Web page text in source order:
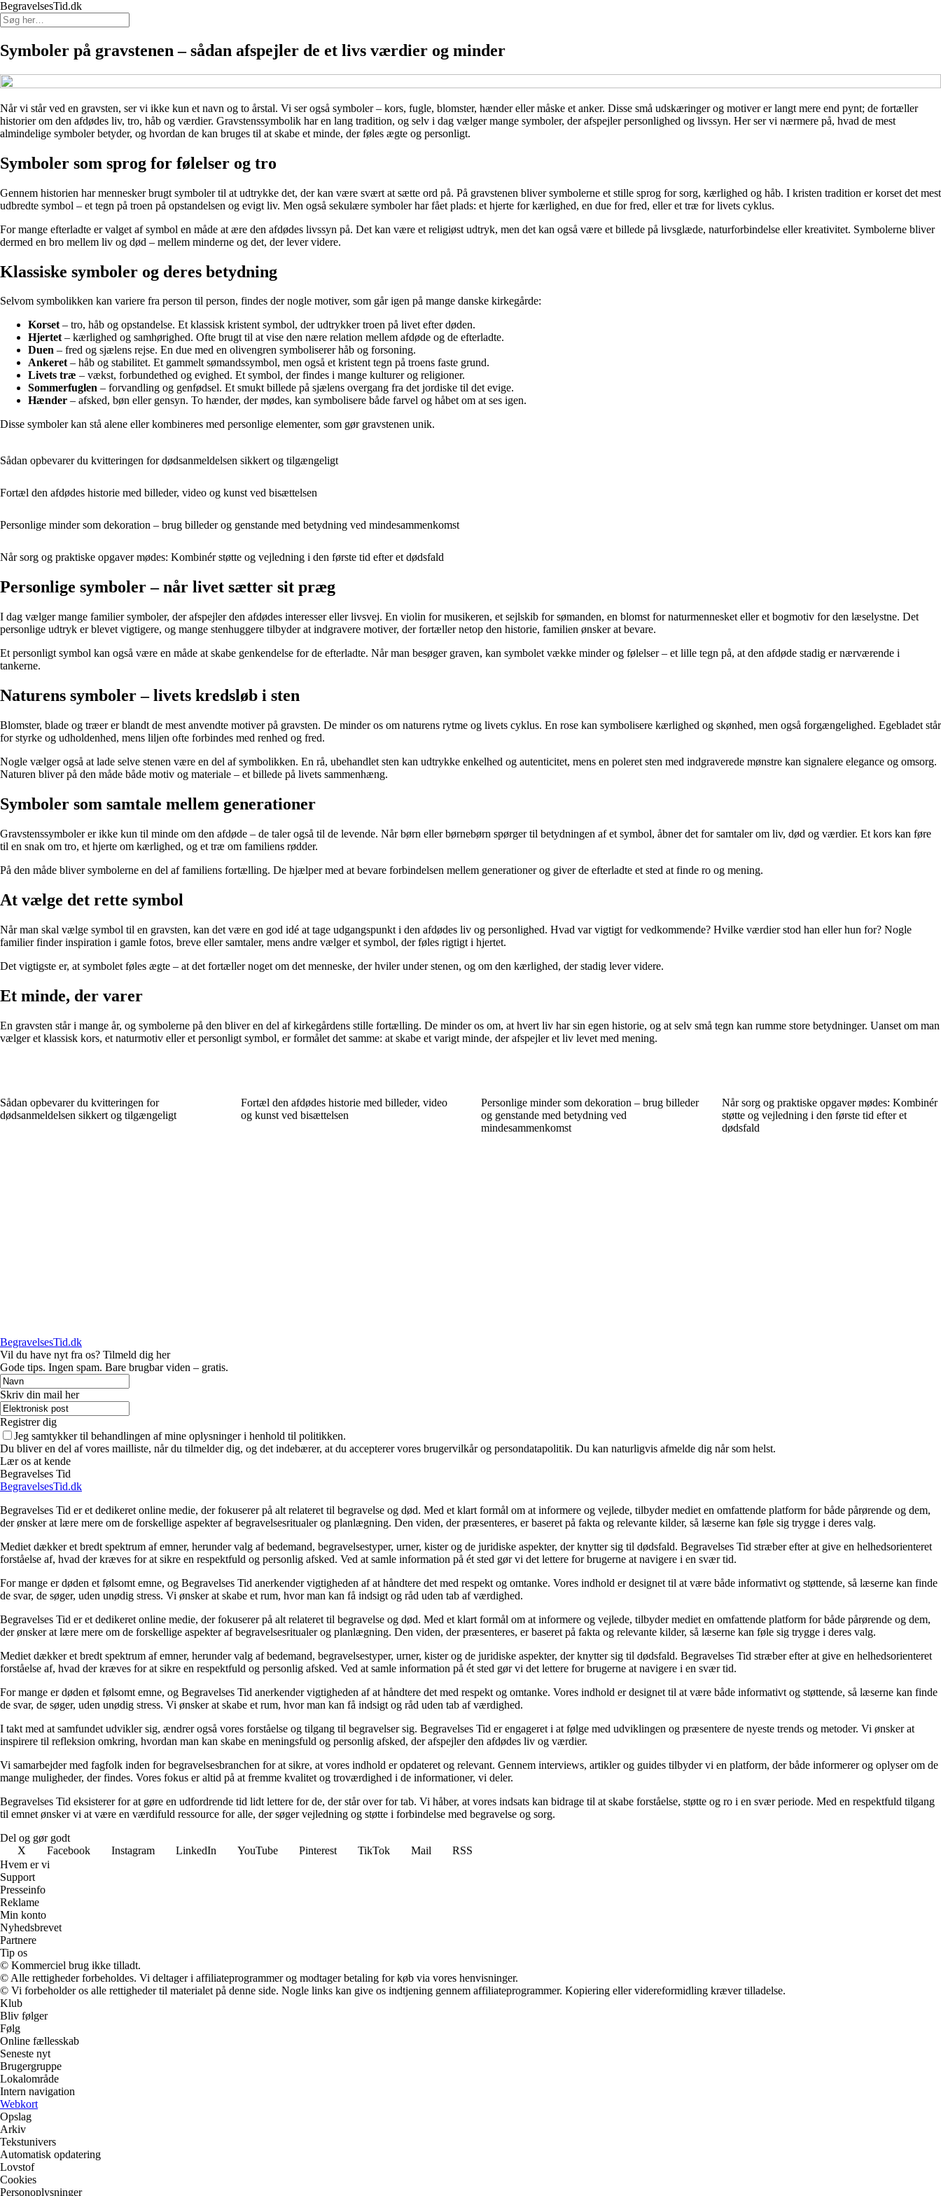
BegravelsesTid.dk
Symboler på gravstenen – sådan afspejler de et livs værdier og minder
Når vi står ved en gravsten, ser vi ikke kun et navn og to årstal. Vi ser også symboler – kors, fugle, blomster, hænder eller måske et anker. Disse små udskæringer og motiver er langt mere end pynt; de fortæller
historier om den afdødes liv, tro, håb og værdier. Gravstenssymbolik har en lang tradition, og selv i dag vælger mange symboler, der afspejler personlighed og livssyn. Her ser vi nærmere på, hvad de mest
almindelige symboler betyder, og hvordan de kan bruges til at skabe et minde, der føles ægte og personligt.
Symboler som sprog for følelser og tro
Gennem historien har mennesker brugt symboler til at udtrykke det, der kan være svært at sætte ord på. På gravstenen bliver symbolerne et stille sprog for sorg, kærlighed og håb. I kristen tradition er korset det mest
udbredte symbol – et tegn på troen på opstandelsen og evigt liv. Men også sekulære symboler har fået plads: et hjerte for kærlighed, en due for fred, eller et træ for livets cyklus.
For mange efterladte er valget af symbol en måde at ære den afdødes livssyn på. Det kan være et religiøst udtryk, men det kan også være et billede på livsglæde, naturforbindelse eller kreativitet. Symbolerne bliver
dermed en bro mellem liv og død – mellem minderne og det, der lever videre.
Klassiske symboler og deres betydning
Selvom symbolikken kan variere fra person til person, findes der nogle motiver, som går igen på mange danske kirkegårde:
Korset– tro, håb og opstandelse. Et klassisk kristent symbol, der udtrykker troen på livet efter døden.
Hjertet– kærlighed og samhørighed. Ofte brugt til at vise den nære relation mellem afdøde og de efterladte.
Duen – fred og sjælens rejse. En due med en olivengren symboliserer håb og forsoning.
Ankeret– håb og stabilitet. Et gammelt sømandssymbol, men også et kristent tegn på troens faste grund.
Livets træ – vækst, forbundethed og evighed. Et symbol, der findes i mange kulturer og religioner.
Sommerfuglen – forvandling og genfødsel. Et smukt billede på sjælens overgang fra det jordiske til det evige.
Hænder – afsked, bøn eller gensyn. To hænder, der mødes, kan symbolisere både farvel og håbet om at ses igen.
Disse symboler kan stå alene eller kombineres med personlige elementer, som gør gravstenen unik.
Sådan opbevarer du kvitteringen for dødsanmeldelsen sikkert og tilgængeligt
Fortæl den afdødes historie med billeder, video og kunst ved bisættelsen
Personlige minder som dekoration – brug billeder og genstande med betydning ved mindesammenkomst
Når sorg og praktiske opgaver mødes: Kombinér støtte og vejledning i den første tid efter et dødsfald
Personlige symboler – når livet sætter sit præg
I dag vælger mange familier symboler, der afspejler den afdødes interesser eller livsvej. En violin for musikeren, et sejlskib for sømanden, en blomst for naturmennesket eller et bogmotiv for den læselystne. Det
personlige udtryk er blevet vigtigere, og mange stenhuggere tilbyder at indgravere motiver, der fortæller netop den historie, familien ønsker at bevare.
Et personligt symbol kan også være en måde at skabe genkendelse for de efterladte. Når man besøger graven, kan symbolet vække minder og følelser – et lille tegn på, at den afdøde stadig er nærværende i
tankerne.
Naturens symboler – livets kredsløb i sten
Blomster, blade og træer er blandt de mest anvendte motiver på gravsten. De minder os om naturens rytme og livets cyklus. En rose kan symbolisere kærlighed og skønhed, men også forgængelighed. Egebladet står
for styrke og udholdenhed, mens liljen ofte forbindes med renhed og fred.
Nogle vælger også at lade selve stenen være en del af symbolikken. En rå, ubehandlet sten kan udtrykke enkelhed og autenticitet, mens en poleret sten med indgraverede mønstre kan signalere elegance og omsorg.
Naturen bliver på den måde både motiv og materiale – et billede på livets sammenhæng.
Symboler som samtale mellem generationer
Gravstenssymboler er ikke kun til minde om den afdøde – de taler også til de levende. Når børn eller børnebørn spørger til betydningen af et symbol, åbner det for samtaler om liv, død og værdier. Et kors kan føre
til en snak om tro, et hjerte om kærlighed, og et træ om familiens rødder.
På den måde bliver symbolerne en del af familiens fortælling. De hjælper med at bevare forbindelsen mellem generationer og giver de efterladte et sted at finde ro og mening.
At vælge det rette symbol
Når man skal vælge symbol til en gravsten, kan det være en god idé at tage udgangspunkt i den afdødes liv og personlighed. Hvad var vigtigt for vedkommende? Hvilke værdier stod han eller hun for? Nogle
familier finder inspiration i gamle fotos, breve eller samtaler, mens andre vælger et symbol, der føles rigtigt i hjertet.
Det vigtigste er, at symbolet føles ægte – at det fortæller noget om det menneske, der hviler under stenen, og om den kærlighed, der stadig lever videre.
Et minde, der varer
En gravsten står i mange år, og symbolerne på den bliver en del af kirkegårdens stille fortælling. De minder os om, at hvert liv har sin egen historie, og at selv små tegn kan rumme store betydninger. Uanset om man
vælger et klassisk kors, et naturmotiv eller et personligt symbol, er formålet det samme: at skabe et varigt minde, der afspejler et liv levet med mening.
Sådan opbevarer du kvitteringen for
dødsanmeldelsen sikkert og tilgængeligt
Fortæl den afdødes historie med billeder, video
og kunst ved bisættelsen
Personlige minder som dekoration – brug billeder
og genstande med betydning ved
mindesammenkomst
Når sorg og praktiske opgaver mødes: Kombinér
støtte og vejledning i den første tid efter et
dødsfald
BegravelsesTid.dk
Vil du have nyt fra os? Tilmeld dig her
Gode tips. Ingen spam. Bare brugbar viden – gratis.
Skriv din mail her
Registrer dig
Jeg samtykker til behandlingen af mine oplysninger i henhold til politikken.
Du bliver en del af vores mailliste, når du tilmelder dig, og det indebærer, at du accepterer vores brugervilkår og persondatapolitik. Du kan naturligvis afmelde dig når som helst.
Lær os at kende
Begravelses Tid
BegravelsesTid.dk
Begravelses Tid er et dedikeret online medie, der fokuserer på alt relateret til begravelse og død. Med et klart formål om at informere og vejlede, tilbyder mediet en omfattende platform for både pårørende og dem,
der ønsker at lære mere om de forskellige aspekter af begravelsesritualer og planlægning. Den viden, der præsenteres, er baseret på fakta og relevante kilder, så læserne kan føle sig trygge i deres valg.
Mediet dækker et bredt spektrum af emner, herunder valg af bedemand, begravelsestyper, urner, kister og de juridiske aspekter, der knytter sig til dødsfald. Begravelses Tid stræber efter at give en helhedsorienteret
forståelse af, hvad der kræves for at sikre en respektfuld og personlig afsked. Ved at samle information på ét sted gør vi det lettere for brugerne at navigere i en svær tid.
For mange er døden et følsomt emne, og Begravelses Tid anerkender vigtigheden af at håndtere det med respekt og omtanke. Vores indhold er designet til at være både informativt og støttende, så læserne kan finde
de svar, de søger, uden unødig stress. Vi ønsker at skabe et rum, hvor man kan få indsigt og råd uden tab af værdighed.
Begravelses Tid er et dedikeret online medie, der fokuserer på alt relateret til begravelse og død. Med et klart formål om at informere og vejlede, tilbyder mediet en omfattende platform for både pårørende og dem,
der ønsker at lære mere om de forskellige aspekter af begravelsesritualer og planlægning. Den viden, der præsenteres, er baseret på fakta og relevante kilder, så læserne kan føle sig trygge i deres valg.
Mediet dækker et bredt spektrum af emner, herunder valg af bedemand, begravelsestyper, urner, kister og de juridiske aspekter, der knytter sig til dødsfald. Begravelses Tid stræber efter at give en helhedsorienteret
forståelse af, hvad der kræves for at sikre en respektfuld og personlig afsked. Ved at samle information på ét sted gør vi det lettere for brugerne at navigere i en svær tid.
For mange er døden et følsomt emne, og Begravelses Tid anerkender vigtigheden af at håndtere det med respekt og omtanke. Vores indhold er designet til at være både informativt og støttende, så læserne kan finde
de svar, de søger, uden unødig stress. Vi ønsker at skabe et rum, hvor man kan få indsigt og råd uden tab af værdighed.
I takt med at samfundet udvikler sig, ændrer også vores forståelse og tilgang til begravelser sig. Begravelses Tid er engageret i at følge med udviklingen og præsentere de nyeste trends og metoder. Vi ønsker at
inspirere til refleksion omkring, hvordan man kan skabe en meningsfuld og personlig afsked, der afspejler den afdødes liv og værdier.
Vi samarbejder med fagfolk inden for begravelsesbranchen for at sikre, at vores indhold er opdateret og relevant. Gennem interviews, artikler og guides tilbyder vi en platform, der både informerer og oplyser om de
mange muligheder, der findes. Vores fokus er altid på at fremme kvalitet og troværdighed i de informationer, vi deler.
Begravelses Tid eksisterer for at gøre en udfordrende tid lidt lettere for de, der står over for tab. Vi håber, at vores indsats kan bidrage til at skabe forståelse, støtte og ro i en svær periode. Med en respektfuld tilgang
til emnet ønsker vi at være en værdifuld ressource for alle, der søger vejledning og støtte i forbindelse med begravelse og sorg.
Del og gør godt
X
Facebook Instagram LinkedIn YouTube Pinterest TikTok Mail
RSS
Hvem er vi
Support
Presseinfo
Reklame
Min konto
Nyhedsbrevet
Partnere
Tip os
© Kommerciel brug ikke tilladt.
© Alle rettigheder forbeholdes. Vi deltager i affiliateprogrammer og modtager betaling for køb via vores henvisninger.
© Vi forbeholder os alle rettigheder til materialet på denne side. Nogle links kan give os indtjening gennem affiliateprogrammer. Kopiering eller videreformidling kræver tilladelse.
Klub
Bliv følger
Følg
Online fællesskab
Seneste nyt
Brugergruppe
Lokalområde
Intern navigation
Webkort
Opslag
Arkiv
Tekstunivers
Automatisk opdatering
Lovstof
Cookies
Personoplysninger